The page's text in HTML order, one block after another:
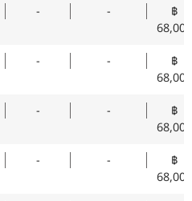
- -
฿
68,000
- -
฿
68,000
- -
฿
68,000
- -
฿
68,000